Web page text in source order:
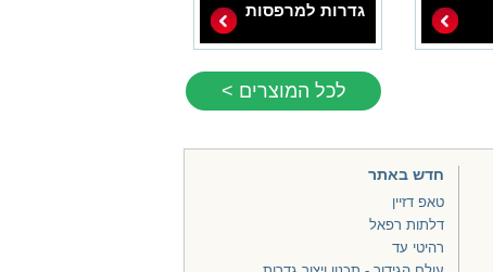
גדרות למרפסות
לכל המוצרים >
חדש באתר
טאפ דזיין
דלתות רפאל
רהיטי עד